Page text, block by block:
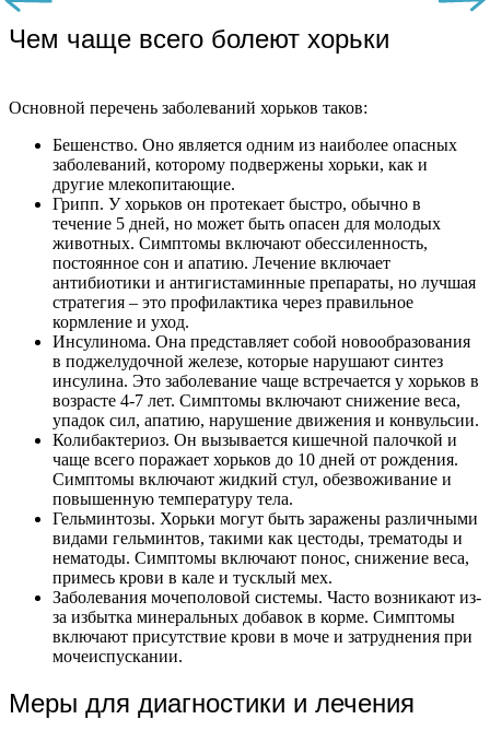
Чем чаще всего болеют хорьки
Основной перечень заболеваний хорьков таков:
Бешенство. Оно является одним из наиболее опасных
заболеваний, которому подвержены хорьки, как и
другие млекопитающие.
Грипп. У хорьков он протекает быстро, обычно в
течение 5 дней, но может быть опасен для молодых
животных. Симптомы включают обессиленность,
постоянное сон и апатию. Лечение включает
антибиотики и антигистаминные препараты, но лучшая
стратегия – это профилактика через правильное
кормление и уход.
Инсулинома. Она представляет собой новообразования
в поджелудочной железе, которые нарушают синтез
инсулина. Это заболевание чаще встречается у хорьков в
возрасте 4-7 лет. Симптомы включают снижение веса,
упадок сил, апатию, нарушение движения и конвульсии.
Колибактериоз. Он вызывается кишечной палочкой и
чаще всего поражает хорьков до 10 дней от рождения.
Симптомы включают жидкий стул, обезвоживание и
повышенную температуру тела.
Гельминтозы. Хорьки могут быть заражены различными
видами гельминтов, такими как цестоды, трематоды и
нематоды. Симптомы включают понос, снижение веса,
примесь крови в кале и тусклый мех.
Заболевания мочеполовой системы. Часто возникают из-
за избытка минеральных добавок в корме. Симптомы
включают присутствие крови в моче и затруднения при
мочеиспускании.
Меры для диагностики и лечения